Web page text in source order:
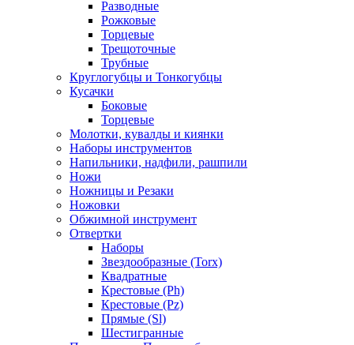
Разводные
Рожковые
Торцевые
Трещоточные
Трубные
Круглогубцы и Тонкогубцы
Кусачки
Боковые
Торцевые
Молотки, кувалды и киянки
Наборы инструментов
Напильники, надфили, рашпили
Ножи
Ножницы и Резаки
Ножовки
Обжимной инструмент
Отвертки
Наборы
Звездообразные (Torx)
Квадратные
Крестовые (Ph)
Крестовые (Pz)
Прямые (Sl)
Шестигранные